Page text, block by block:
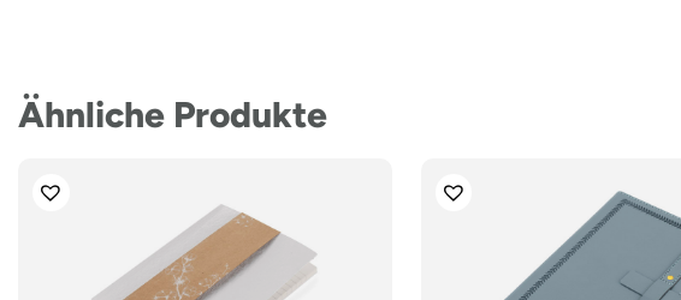
Ähnliche Produkte